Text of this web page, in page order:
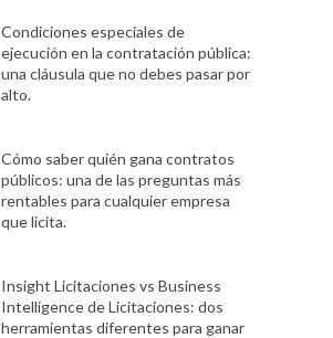
Condiciones especiales de
ejecución en la contratación pública:
una cláusula que no debes pasar por
alto.
Cómo saber quién gana contratos
públicos: una de las preguntas más
rentables para cualquier empresa
que licita.
Insight Licitaciones vs Business
Intelligence de Licitaciones: dos
herramientas diferentes para ganar